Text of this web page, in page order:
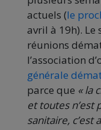
actuels (le
avril à 19h). Le
réunions
l’association
générale
parce que « la
et toutes n’est
sanitaire, c’est